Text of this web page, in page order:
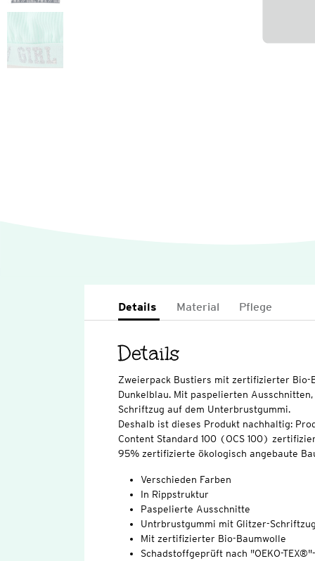
Details Material Pflege
Details
Zweierpack Bustiers mit zertifizierter Bio-
Dunkelblau. Mit paspelierten
Schriftzug auf dem Unterbrustgummi.
Deshalb ist dieses Produkt nachhaltig:
Content Standard 100 (OCS 100)
95% zertifizierte ökologisch angebaute
Verschieden Farben
In Rippstruktur
Paspelierte Ausschnitte
Untrbrustgummi mit Glitzer-
Mit zertifizierter Bio-Baumwolle
Schadstoffgeprüft nach "OEKO-